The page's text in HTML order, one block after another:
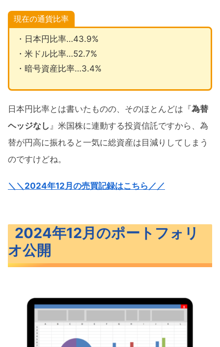
現在の通貨比率
・日本円比率…43.9%
・米ドル比率…52.7%
・暗号資産比率…3.4%
日本円比率とは書いたものの、そのほとんどは『為替
ヘッジなし 』米国株に連動する投資信託ですから、為
替が円高に振れると一気に総資産は目減りしてしまう
のですけどね。
＼＼2024年12月の売買記録はこちら／／
2024年12月のポートフォリ
オ公開